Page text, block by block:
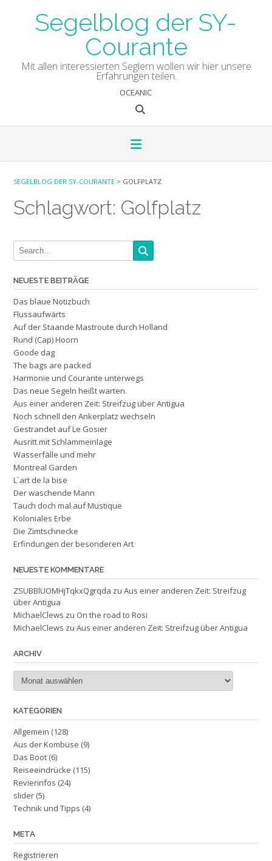
Segelblog der SY-
Courante
Mit allen interessierten Seglern wollen wir hier unsere
Erfahrungen teilen.
OCEANIC
SEGELBLOG DER SY-COURANTE > GOLFPLATZ
Schlagwort: Golfplatz
NEUESTE BEITRÄGE
Das blaue Notizbuch
Flussaufwärts
Auf der Staande Mastroute durch Holland
Rund (Cap) Hoorn
Goode dag
The bags are packed
Harmonie und Courante unterwegs
Das neue Segeln heißt warten.
Aus einer anderen Zeit: Streifzug über Antigua
Noch schnell den Ankerplatz wechseln
Gestrandet auf Le Gosier
Ausritt mit Schlammeinlage
Wasserfälle und mehr
Montreal Garden
L`art de la bise
Der waschende Mann
Tauch doch mal auf Mustique
Koloniales Erbe
Die Zimtschnecke
Erfindungen der besonderen Art
NEUESTE KOMMENTARE
ZSUBBlUOMHjTqkxQgrqda zu Aus einer anderen Zeit: Streifzug
über Antigua
MichaelClews zu On the road to Rosi
MichaelClews zu Aus einer anderen Zeit: Streifzug über Antigua
ARCHIV
Archiv
KATEGORIEN
Allgemein (128)
Aus der Kombüse (9)
Das Boot (6)
Reiseeindrücke (115)
Revierinfos (24)
slider (5)
Technik und Tipps (4)
META
Registrieren